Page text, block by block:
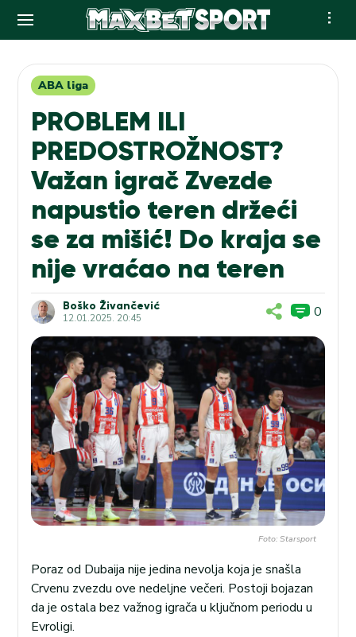
contentABA liga
PROBLEM ILI
PREDOSTROŽNOST?
Važan igrač Zvezde
napustio teren držeći
se za mišić! Do kraja se
nije vraćao na teren
Boško Živančević
12.01.2025. 20:45 0
Foto: Starsport
Poraz od Dubaija nije jedina nevolja koja je snašla
Crvenu zvezdu ove nedeljne večeri. Postoji bojazan
da je ostala bez važnog igrača u ključnom periodu u
Evroligi.